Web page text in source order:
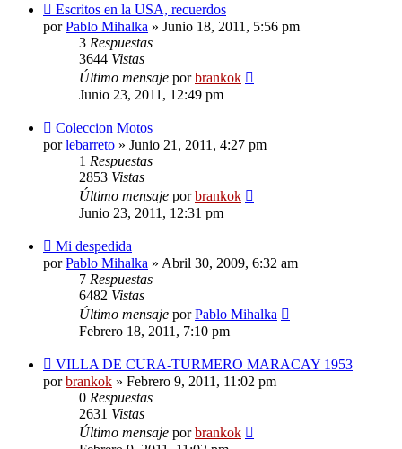
Escritos en la USA, recuerdos
porPablo Mihalka » Junio 18, 2011, 5:56 pm
3 Respuestas
3644 Vistas
Último mensaje porbrankok
Junio 23, 2011, 12:49 pm
Coleccion Motos
porlebarreto » Junio 21, 2011, 4:27 pm
1 Respuestas
2853 Vistas
Último mensaje porbrankok
Junio 23, 2011, 12:31 pm
Mi despedida
porPablo Mihalka » Abril 30, 2009, 6:32 am
7 Respuestas
6482 Vistas
Último mensaje porPablo Mihalka
Febrero 18, 2011, 7:10 pm
VILLA DE CURA-TURMERO MARACAY 1953
porbrankok » Febrero 9, 2011, 11:02 pm
0 Respuestas
2631 Vistas
Último mensaje porbrankok